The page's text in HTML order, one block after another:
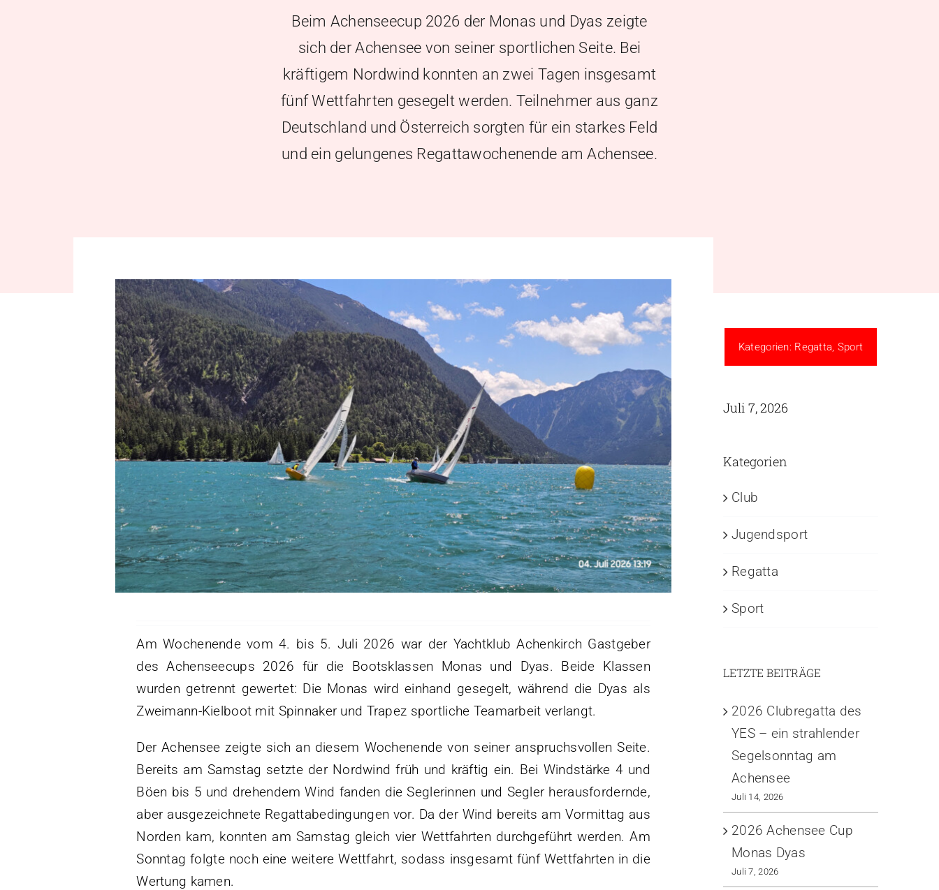
Beim Achenseecup 2026 der Monas und Dyas zeigte
sich der Achensee von seiner sportlichen Seite. Bei
kräftigem Nordwind konnten an zwei Tagen insgesamt
fünf Wettfahrten gesegelt werden. Teilnehmer aus ganz
Deutschland und Österreich sorgten für ein starkes Feld
und ein gelungenes Regattawochenende am Achensee.
Am Wochenende vom 4. bis 5. Juli 2026 war der Yachtklub Achenkirch Gastgeber
des Achenseecups 2026 für die Bootsklassen Monas und Dyas. Beide Klassen
wurden getrennt gewertet: Die Monas wird einhand gesegelt, während die Dyas als
Zweimann-Kielboot mit Spinnaker und Trapez sportliche Teamarbeit verlangt.
Der Achensee zeigte sich an diesem Wochenende von seiner anspruchsvollen Seite.
Bereits am Samstag setzte der Nordwind früh und kräftig ein. Bei Windstärke 4 und
Böen bis 5 und drehendem Wind fanden die Seglerinnen und Segler herausfordernde,
aber ausgezeichnete Regattabedingungen vor. Da der Wind bereits am Vormittag aus
Norden kam, konnten am Samstag gleich vier Wettfahrten durchgeführt werden. Am
Sonntag folgte noch eine weitere Wettfahrt, sodass insgesamt fünf Wettfahrten in die
Wertung kamen.
Kategorien: Regatta, Sport
Juli 7, 2026
Kategorien
Club
Jugendsport
Regatta
Sport
LETZTE BEITRÄGE
2026 Clubregatta des
YES – ein strahlender
Segelsonntag am
Achensee
Juli 14, 2026
2026 Achensee Cup
Monas Dyas
Juli 7, 2026